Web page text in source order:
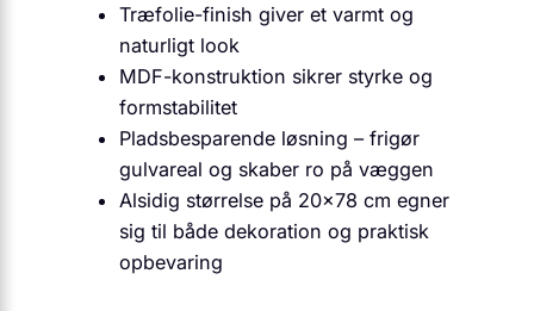
Træfolie-finish giver et varmt og
naturligt look
MDF-konstruktion sikrer styrke og
formstabilitet
Pladsbesparende løsning – frigør
gulvareal og skaber ro på væggen
Alsidig størrelse på 20×78 cm egner
sig til både dekoration og praktisk
opbevaring